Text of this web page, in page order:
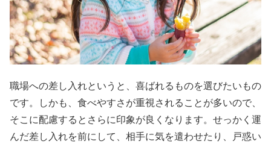
職場への差し入れというと、喜ばれるものを選びたいもの
です。しかも、食べやすさが重視されることが多いので、
そこに配慮するとさらに印象が良くなります。せっかく運
んだ差し入れを前にして、相手に気を遣わせたり、戸惑い